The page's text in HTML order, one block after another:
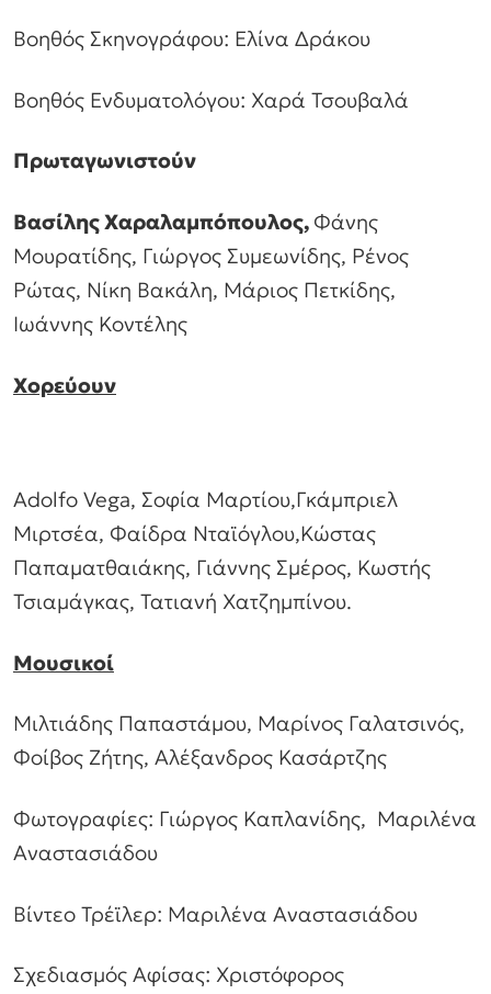
Βοηθός Σκηνογράφου: Ελίνα Δράκου
Βοηθός Ενδυματολόγου: Χαρά Τσουβαλά
Πρωταγωνιστούν
Βασίλης Χαραλαμπόπουλος, Φάνης
Μουρατίδης, Γιώργος Συμεωνίδης, Ρένος
Ρώτας, Νίκη Βακάλη, Μάριος Πετκίδης,
Ιωάννης Κοντέλης
Χορεύουν
Adolfo Vega, Σοφία Μαρτίου,Γκάμπριελ
Μιρτσέα, Φαίδρα Νταϊόγλου,Κώστας
Παπαματθαιάκης, Γιάννης Σμέρος, Κωστής
Τσιαμάγκας, Τατιανή Χατζημπίνου.
Μουσικοί
Μιλτιάδης Παπαστάμου, Μαρίνος Γαλατσινός,
Φοίβος Ζήτης, Αλέξανδρος Κασάρτζης
Φωτογραφίες: Γιώργος Καπλανίδης, Μαριλένα
Αναστασιάδου
Βίντεο Τρέϊλερ: Μαριλένα Αναστασιάδου
Σχεδιασμός Αφίσας: Χριστόφορος